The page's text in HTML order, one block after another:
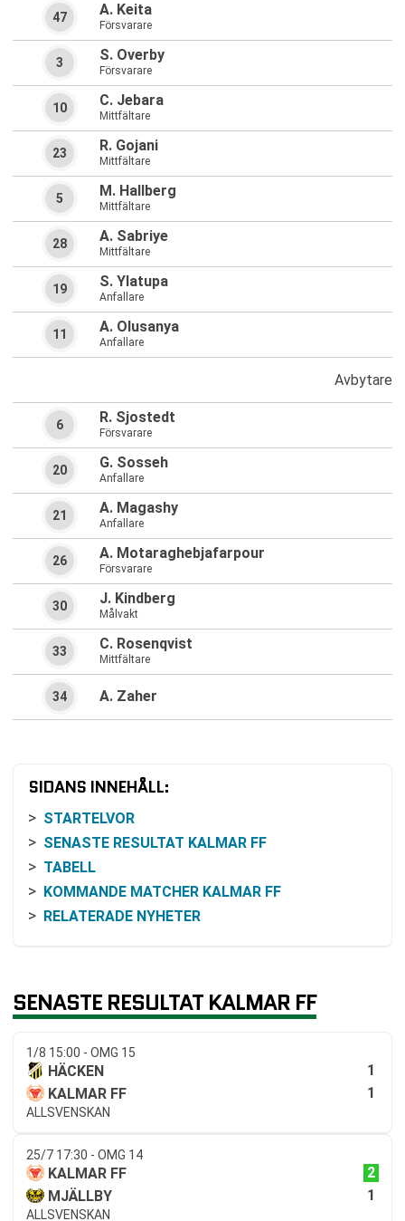
A. Keita
Försvarare
47
S. Overby
Försvarare
3
C. Jebara
Mittfältare
10
R. Gojani
Mittfältare
23
M. Hallberg
Mittfältare
5
A. Sabriye
Mittfältare
28
S. Ylatupa
Anfallare
19
A. Olusanya
Anfallare
11
Avbytare
R. Sjostedt
Försvarare
6
G. Sosseh
Anfallare
20
A. Magashy
Anfallare
21
A. Motaraghebjafarpour
Försvarare
26
J. Kindberg
Målvakt
30
C. Rosenqvist
Mittfältare
33
A. Zaher
34
SIDANS INNEHÅLL:
STARTELVOR
SENASTE RESULTAT KALMAR FF
TABELL
KOMMANDE MATCHER KALMAR FF
RELATERADE NYHETER
SENASTE RESULTAT KALMAR FF
1/8 15:00 - OMG 15
HÄCKEN
1
KALMAR FF
1
ALLSVENSKAN
25/7 17:30 - OMG 14
KALMAR FF
2
MJÄLLBY
1
ALLSVENSKAN